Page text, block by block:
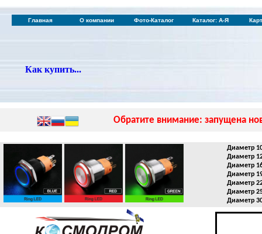
Главная О компании Фото-Каталог Каталог: А-Я
Как купить...
Обратите внимание: запущена
Диаметр
Диаметр
Диаметр
Диаметр
Диаметр
Диаметр
Диаметр